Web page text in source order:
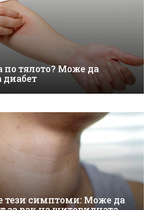
тялото? Може да
диабет
тези симптоми: Може да